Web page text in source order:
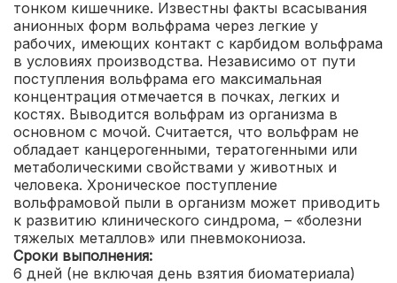
тонком кишечнике. Известны факты всасывания
анионных форм вольфрама через легкие у
рабочих, имеющих контакт с карбидом вольфрама
в условиях производства. Независимо от пути
поступления вольфрама его максимальная
концентрация отмечается в почках, легких и
костях. Выводится вольфрам из организма в
основном с мочой. Считается, что вольфрам не
обладает канцерогенными, тератогенными или
метаболическими свойствами у животных и
человека. Хроническое поступление
вольфрамовой пыли в организм может приводить
к развитию клинического синдрома, – «болезни
тяжелых металлов» или пневмокониоза.
Сроки выполнения:
6 дней (не включая день взятия биоматериала)